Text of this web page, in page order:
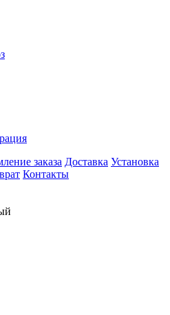
заказа Доставка Установка
Контакты